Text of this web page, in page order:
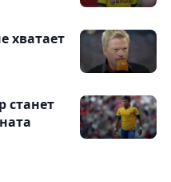
хватает
станет